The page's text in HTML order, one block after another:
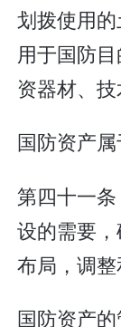
划拨使用
用于国防
资器材、技
国防资产属
第四十一
设的需要
布局，调整
国防资产